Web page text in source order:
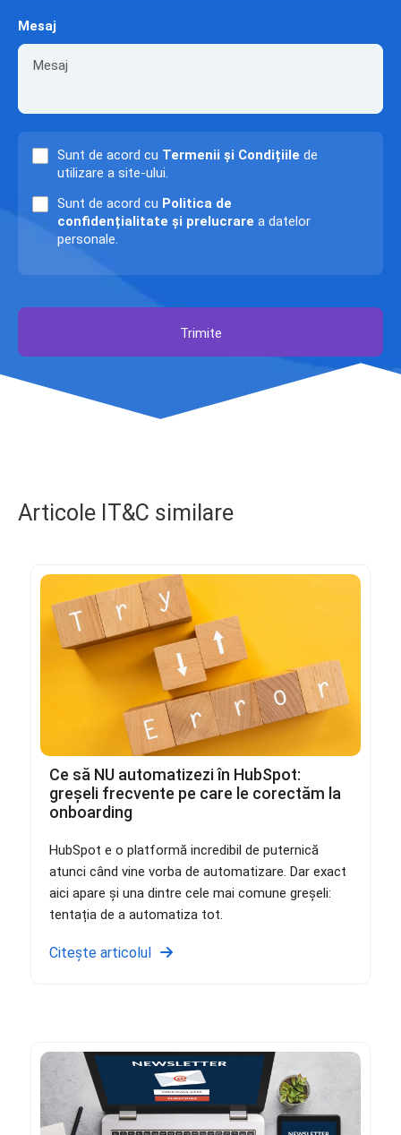
Mesaj
Sunt de acord cu Termenii și Condițiile de
utilizare a site-ului.
Sunt de acord cu Politica de
confidențialitate și prelucrare a datelor
personale.
Trimite
Articole IT&C similare
Ce să NU automatizezi în HubSpot:
greșeli frecvente pe care le corectăm la
onboarding
HubSpot e o platformă incredibil de puternică
atunci când vine vorba de automatizare. Dar exact
aici apare și una dintre cele mai comune greșeli:
tentația de a automatiza tot.
Citește articolul